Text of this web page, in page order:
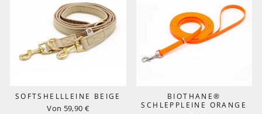
SOFTSHELLLEINE BEIGE
Von 59,90 €
BIOTHANE®
SCHLEPPLEINE ORANGE